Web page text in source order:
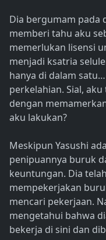
Dia bergumam pada
memberi tahu aku
memerlukan lisensi
menjadi ksatria
hanya di dalam
perkelahian. Sial,
dengan
aku lakukan?
Meskipun Yasushi
penipuannya buruk
keuntungan. Dia
mempekerjakan
mencari pekerjaan.
mengetahui bahwa
bekerja di sini dan